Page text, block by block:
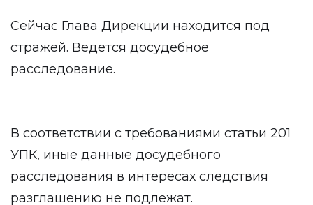
Сейчас Глава Дирекции находится под
стражей. Ведется досудебное
расследование.
В соответствии с требованиями статьи 201
УПК, иные данные досудебного
расследования в интересах следствия
разглашению не подлежат.